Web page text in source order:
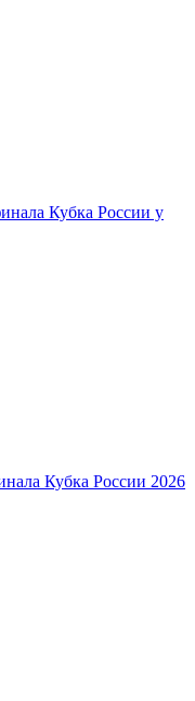
Кубка России у
Кубка России 2026